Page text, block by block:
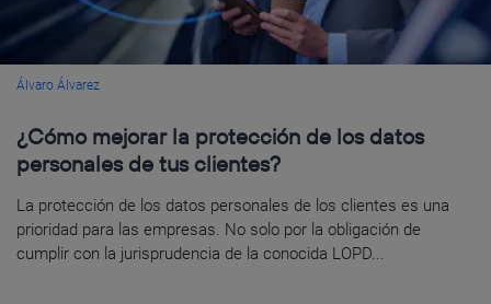
Álvaro Álvarez
¿Cómo mejorar la protección de los datos
personales de tus clientes?
La protección de los datos personales de los clientes es una
prioridad para las empresas. No solo por la obligación de
cumplir con la jurisprudencia de la conocida LOPD...